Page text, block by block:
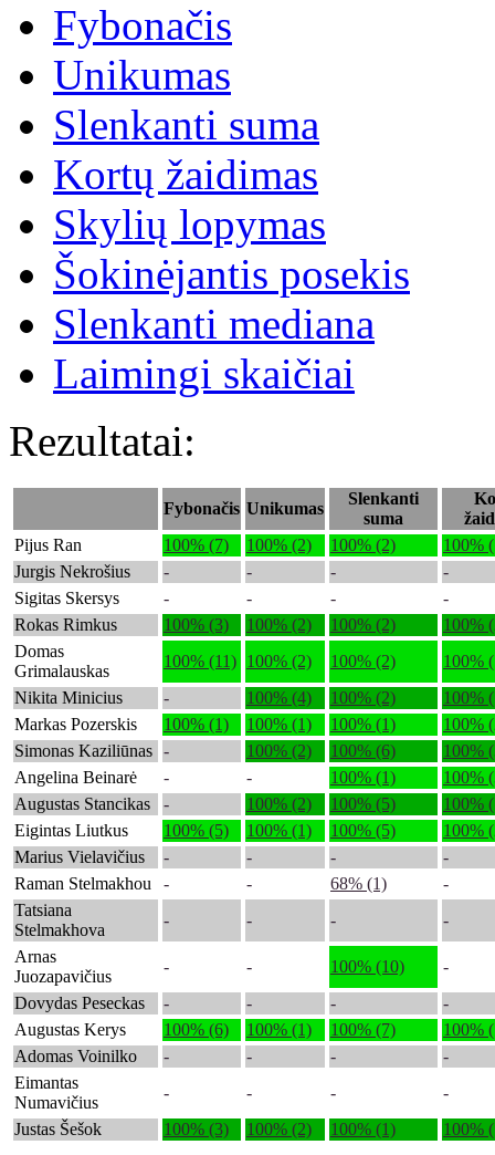
Fybonačis
Unikumas
Slenkanti suma
Kortų žaidimas
Skylių lopymas
Šokinėjantis posekis
Slenkanti mediana
Laimingi skaičiai
Rezultatai:
Fybonačis Unikumas
Slenkanti
suma
Pijus Ran
100% (7) 100% (2) 100% (2)
100%
Jurgis Nekrošius
- - -
-
Sigitas Skersys
- - -
-
Rokas Rimkus
100% (3) 100% (2) 100% (2)
100%
Domas
Grimalauskas
100% (11) 100% (2) 100% (2)
100%
Nikita Minicius
- 100% (4) 100% (2)
100%
Markas Pozerskis
100% (1) 100% (1) 100% (1)
100%
Simonas Kaziliūnas - 100% (2) 100% (6)
100%
Angelina Beinarė
- - 100% (1)
100%
Augustas Stancikas
- 100% (2) 100% (5)
100%
Eigintas Liutkus
100% (5) 100% (1) 100% (5)
100%
Marius Vielavičius
- - -
-
Raman Stelmakhou
- - 68% (1)
-
Tatsiana
Stelmakhova
- - -
-
Arnas
Juozapavičius
- - 100% (10)
-
Dovydas Peseckas
- - -
-
Augustas Kerys
100% (6) 100% (1) 100% (7)
100%
Adomas Voinilko
- - -
-
Eimantas
Numavičius
- - -
-
Justas Šešok
100% (3) 100% (2) 100% (1) 100%